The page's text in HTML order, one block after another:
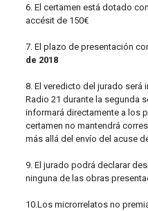
6. El certamen está dotado
accésit de 150€
7. El plazo de presentación
de 2018
8. El veredicto del jurado será
Radio 21 durante la segunda
informará directamente a los
certamen no mantendrá
más allá del envío del acuse
9. El jurado podrá declarar
ninguna de las obras
10.Los microrrelatos no